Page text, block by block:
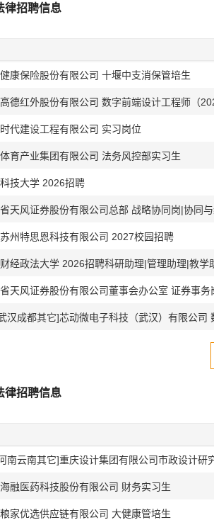
律招聘信息
康保险股份有限公司 十堰中支消保管培生
德红外股份有限公司 数字前端设计工程师（
代建设工程有限公司 实习岗位
育产业集团有限公司 法务风控部实习生
技大学 2026招聘
天风证券股份有限公司总部 战略协同岗|协同
州特思恩科技有限公司 2027校园招聘
经政法大学 2026招聘科研助理|管理助理|教学
天风证券股份有限公司董事会办公室 证券事务
汉成都其它]芯动微电子科技（武汉）有限公司
律招聘信息
南云南其它]重庆设计集团有限公司市政设计研
融医药科技股份有限公司 财务实习生
家优选供应链有限公司 大健康管培生